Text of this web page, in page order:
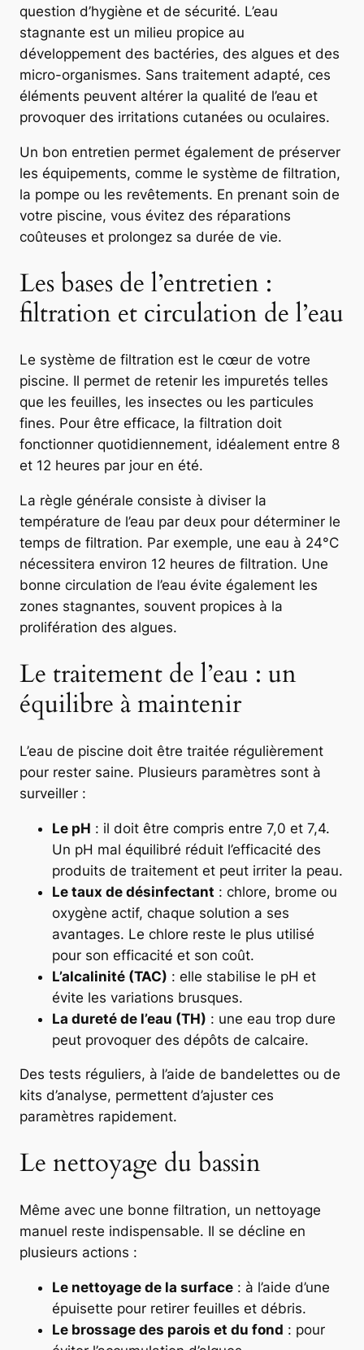
question d’hygiène et de sécurité. L’eau
stagnante est un milieu propice au
développement des bactéries, des algues et des
micro-organismes. Sans traitement adapté, ces
éléments peuvent altérer la qualité de l’eau et
provoquer des irritations cutanées ou oculaires.
Un bon entretien permet également de préserver
les équipements, comme le système de filtration,
la pompe ou les revêtements. En prenant soin de
votre piscine, vous évitez des réparations
coûteuses et prolongez sa durée de vie.
Les bases de l’entretien :
filtration et circulation de l’eau
Le système de filtration est le cœur de votre
piscine. Il permet de retenir les impuretés telles
que les feuilles, les insectes ou les particules
fines. Pour être efficace, la filtration doit
fonctionner quotidiennement, idéalement entre 8
et 12 heures par jour en été.
La règle générale consiste à diviser la
température de l’eau par deux pour déterminer le
temps de filtration. Par exemple, une eau à 24°C
nécessitera environ 12 heures de filtration. Une
bonne circulation de l’eau évite également les
zones stagnantes, souvent propices à la
prolifération des algues.
Le traitement de l’eau : un
équilibre à maintenir
L’eau de piscine doit être traitée régulièrement
pour rester saine. Plusieurs paramètres sont à
surveiller :
Le pH : il doit être compris entre 7,0 et 7,4.
Un pH mal équilibré réduit l’efficacité des
produits de traitement et peut irriter la peau.
Le taux de désinfectant : chlore, brome ou
oxygène actif, chaque solution a ses
avantages. Le chlore reste le plus utilisé
pour son efficacité et son coût.
L’alcalinité (TAC) : elle stabilise le pH et
évite les variations brusques.
La dureté de l’eau (TH) : une eau trop dure
peut provoquer des dépôts de calcaire.
Des tests réguliers, à l’aide de bandelettes ou de
kits d’analyse, permettent d’ajuster ces
paramètres rapidement.
Le nettoyage du bassin
Même avec une bonne filtration, un nettoyage
manuel reste indispensable. Il se décline en
plusieurs actions :
Le nettoyage de la surface : à l’aide d’une
épuisette pour retirer feuilles et débris.
Le brossage des parois et du fond : pour